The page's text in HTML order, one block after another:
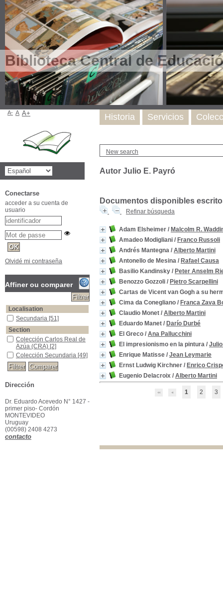
Biblioteca Central de
New search
Autor Julio E. Payró
Documentos disponibles
Refinar búsqueda
Adam Elsheimer / Malcolm R.
Amadeo Modigliani / Franco Russoli
Andrés Mantegna / Alberto Martini
Antonello de Mesina / Rafael Causa
Basilio Kandinsky / Peter Anselm
Benozzo Gozzoli / Pietro Scarpellini
Cartas de Vicent van Gogh a su
Cima da Conegliano / Franca Zava
Claudio Monet / Alberto Martini
Eduardo Manet / Darío Durbé
El Greco / Ana Pallucchini
El impresionismo en la pintura /
Enrique Matisse / Jean Leymarie
Ernst Ludwig Kirchner / Enrico
Eugenio Delacroix / Alberto Martini
1 2 3
Historia Servicios
A- A A+
Conectarse
acceder a su cuenta de
usuario
Olvidé mi contraseña
Affiner ou comparer
Localisation
Secundaria [51]
Section
Colección Carlos Real de
Azúa (CRA) [2]
Colección Secundaria [49]
Dirección
Dr. Eduardo Acevedo N° 1427 -
primer piso- Cordón
MONTEVIDEO
Uruguay
(00598) 2408 4273
contacto